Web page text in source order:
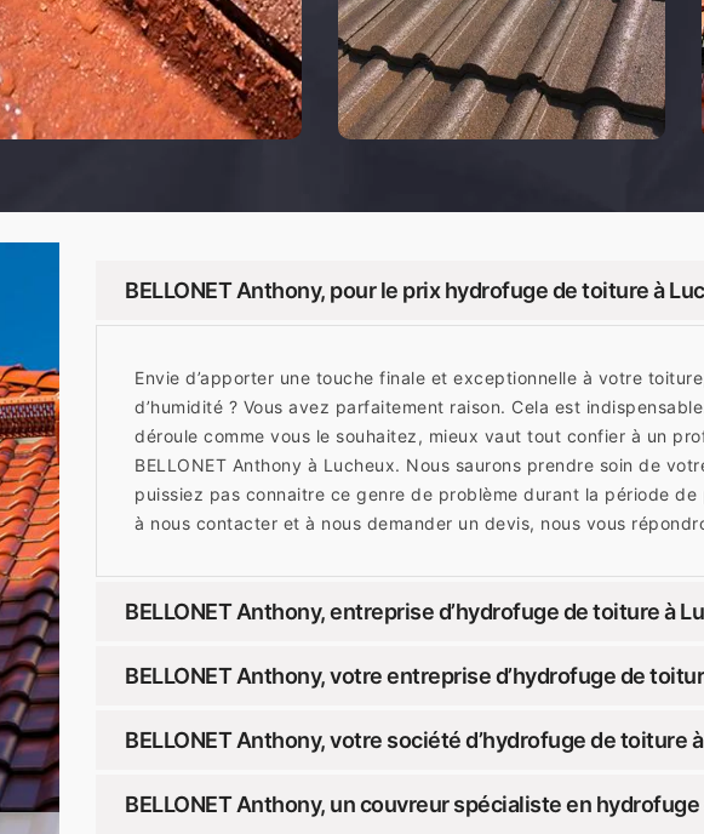
BELLONET Anthony, pour le prix hydrofuge de toiture à
Envie d’apporter une touche finale et exceptionnelle à votre
d’humidité ? Vous avez parfaitement raison. Cela est
déroule comme vous le souhaitez, mieux vaut tout confier à un
BELLONET Anthony à Lucheux. Nous saurons prendre soin de
puissiez pas connaitre ce genre de problème durant la période de
à nous contacter et à nous demander un devis, nous vous
BELLONET Anthony, entreprise d’hydrofuge de toiture à
BELLONET Anthony, votre entreprise d’hydrofuge de
BELLONET Anthony, votre société d’hydrofuge de toiture
BELLONET Anthony, un couvreur spécialiste en